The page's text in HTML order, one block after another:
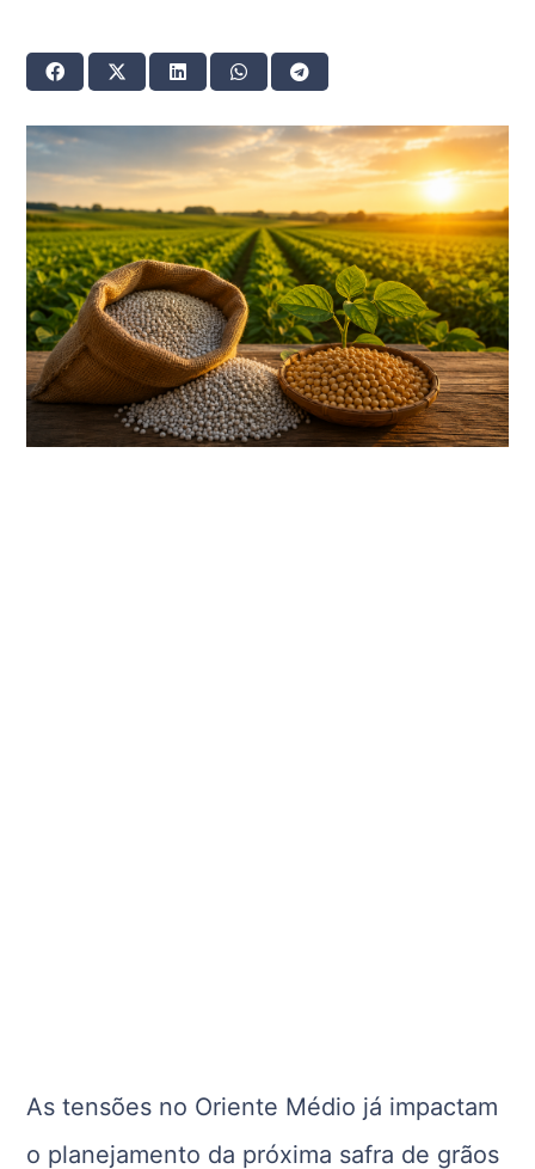
As tensões no Oriente Médio já impactam
o planejamento da próxima safra de grãos